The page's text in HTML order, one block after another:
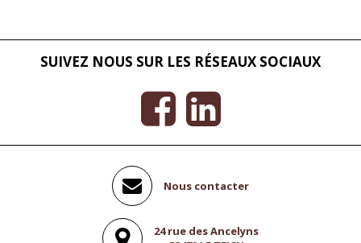
SUIVEZ NOUS SUR LES RÉSEAUX SOCIAUX
Nous contacter
24 rue des Ancelyns